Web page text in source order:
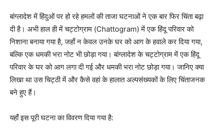
बांग्लादेश में हिंदुओं पर हो रहे हमलों की ताजा घटनाओं ने एक बार फिर चिंता बढ़ा
दी है। अभी हाल ही में चट्टोग्राम (Chattogram) में एक हिंदू परिवार को
निशाना बनाया गया है, जहाँ न केवल उनके घर को आग के हवाले कर दिया गया,
बल्कि एक धमकी भरा नोट भी छोड़ा गया। बांग्लादेश के चट्टोग्राम में एक हिंदू
परिवार के घर को आग लगा दी गई और धमकी भरा नोट छोड़ा गया। जानिए क्या
लिखा था उस चिट्ठी में और कैसे वहां के हालात अल्पसंख्यकों के लिए चिंताजनक
बने हुए हैं।
यहाँ इस पूरी घटना का विवरण दिया गया है: